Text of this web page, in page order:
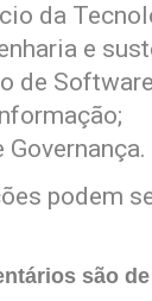
da
e
de
podem
são